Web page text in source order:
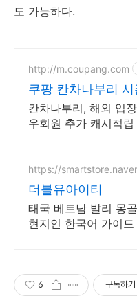
도 가능하다.
http://m.coupang.com
쿠팡 칸차나부리
칸차나부리, 해외 입
우회원 추가 캐시적
https://
더블유아이티
태국 베트남 발리 몽
현지인 한국어 가이
6 구독하기